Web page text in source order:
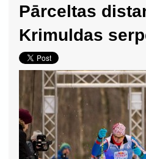
Pārceltas
Krimuldas